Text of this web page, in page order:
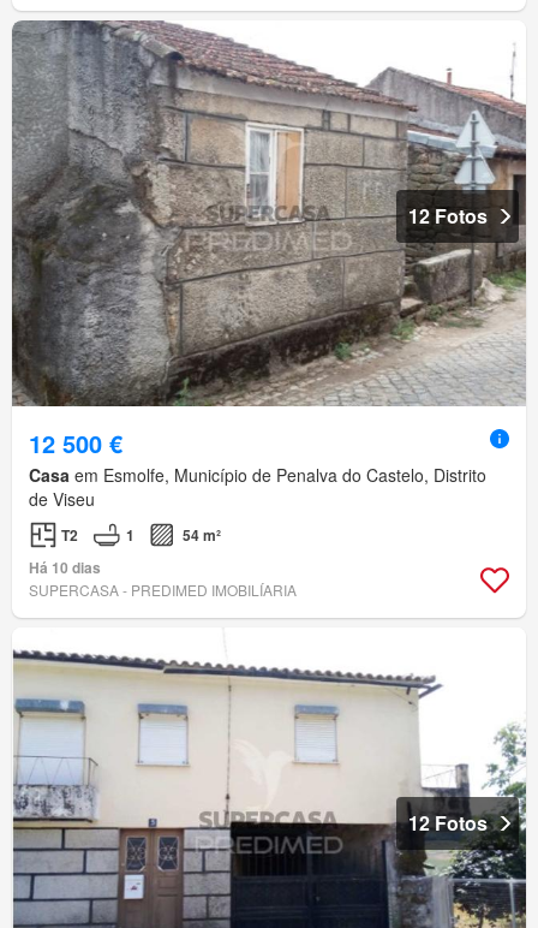
12 Fotos
12 500 €
Casa em Esmolfe, Município de Penalva do Castelo, Distrito
de Viseu
T2 1
54 m²
Há 10 dias
SUPERCASA - PREDIMED IMOBILÍARIA
12 Fotos